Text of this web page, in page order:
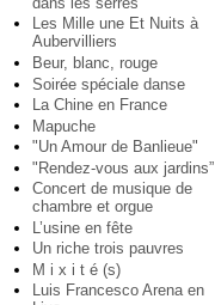
Les Mille une Et Nuits à
Aubervilliers
Beur, blanc, rouge
Soirée spéciale danse
La Chine en France
Mapuche
"Un Amour de Banlieue"
"Rendez-vous aux jardins”
Concert de musique de
chambre et orgue
L’usine en fête
Un riche trois pauvres
M i x i t é (s)
Luis Francesco Arena en